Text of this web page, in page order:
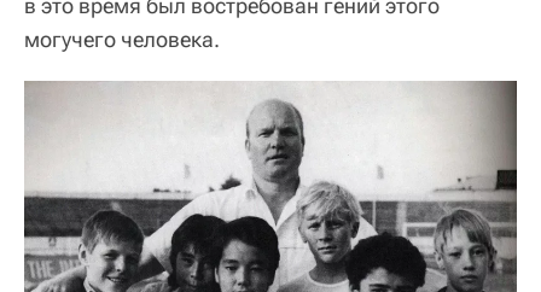
в это время был востребован гений этого
могучего человека.